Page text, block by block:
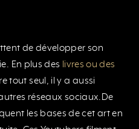
de développer son
En plus des livres ou des
tout seul, il y a aussi
réseaux sociaux.De
les bases de cet art en